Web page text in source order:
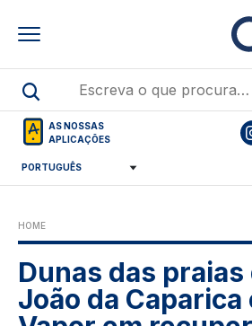
AS NOSSAS
APLICAÇÕES
HOME
Dunas das praias
João da Caparica